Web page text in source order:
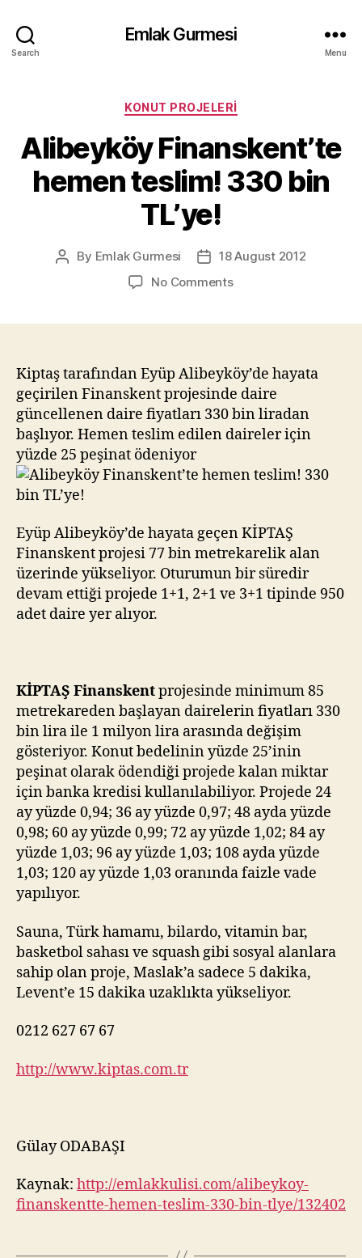
Search
Emlak Gurmesi
Menu
Categories
KONUT PROJELERI
Alibeyköy Finanskent’te
hemen teslim! 330 bin
TL’ye!
Post
By Emlak Gurmesi
Post18 August 2012
No Commentson
330
bin
TL’ye!
Kiptaş tarafından Eyüp Alibeyköy’de hayata
geçirilen Finanskent projesinde daire
güncellenen daire fiyatları 330 bin liradan
başlıyor. Hemen teslim edilen daireler için
yüzde 25 peşinat ödeniyor
Eyüp Alibeyköy’de hayata geçen KİPTAŞ
Finanskent projesi 77 bin metrekarelik alan
üzerinde yükseliyor. Oturumun bir süredir
devam ettiği projede 1+1, 2+1 ve 3+1 tipinde 950
adet daire yer alıyor.
KİPTAŞ Finanskentprojesinde minimum 85
metrekareden başlayan dairelerin fiyatları 330
bin lira ile 1 milyon lira arasında değişim
gösteriyor. Konut bedelinin yüzde 25’inin
peşinat olarak ödendiği projede kalan miktar
için banka kredisi kullanılabiliyor. Projede 24
ay yüzde 0,94; 36 ay yüzde 0,97; 48 ayda yüzde
0,98; 60 ay yüzde 0,99; 72 ay yüzde 1,02; 84 ay
yüzde 1,03; 96 ay yüzde 1,03; 108 ayda yüzde
1,03; 120 ay yüzde 1,03 oranında faizle vade
yapılıyor.
Sauna, Türk hamamı, bilardo, vitamin bar,
basketbol sahası ve squash gibi sosyal alanlara
sahip olan proje, Maslak’a sadece 5 dakika,
Levent’e 15 dakika uzaklıkta yükseliyor.
0212 627 67 67
http://www.kiptas.com.tr
Gülay ODABAŞI
Kaynak: http://emlakkulisi.com/alibeykoy-
finanskentte-hemen-teslim-330-bin-tlye/132402